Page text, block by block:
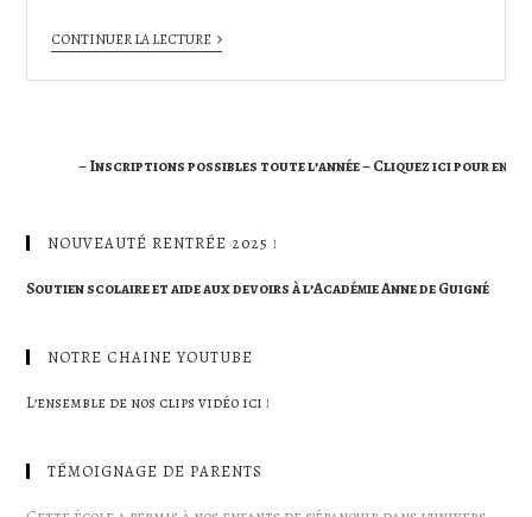
CONTINUER LA LECTURE
– Inscriptions possibles toute l’année – Cliquez ici pour en
NOUVEAUTÉ RENTRÉE 2025 !
Soutien scolaire et aide aux devoirs à l’Académie Anne de Guigné
NOTRE CHAINE YOUTUBE
L’ensemble de nos clips vidéo ici !
TÉMOIGNAGE DE PARENTS